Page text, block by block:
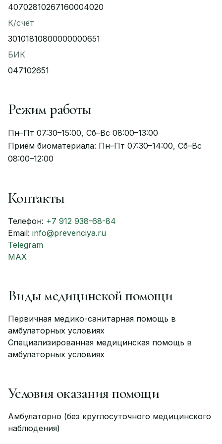
40702810267160004020
К/счёт
30101810800000000651
БИК
047102651
Режим работы
Пн–Пт 07:30–15:00, Сб–Вс 08:00–13:00
Приём биоматериала: Пн–Пт 07:30–14:00, Сб–Вс
08:00–12:00
Контакты
Телефон: +7 912 938-68-84
Email: info@prevenciya.ru
Telegram
MAX
Виды медицинской помощи
Первичная медико-санитарная помощь в
амбулаторных условиях
Специализированная медицинская помощь в
амбулаторных условиях
Условия оказания помощи
Амбулаторно (без круглосуточного медицинского
наблюдения)